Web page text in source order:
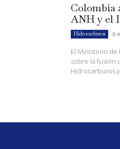
Colombia
ANH y el
Hidrocarburos 6
El Ministerio de
sobre la fusión
Hidrocarburos